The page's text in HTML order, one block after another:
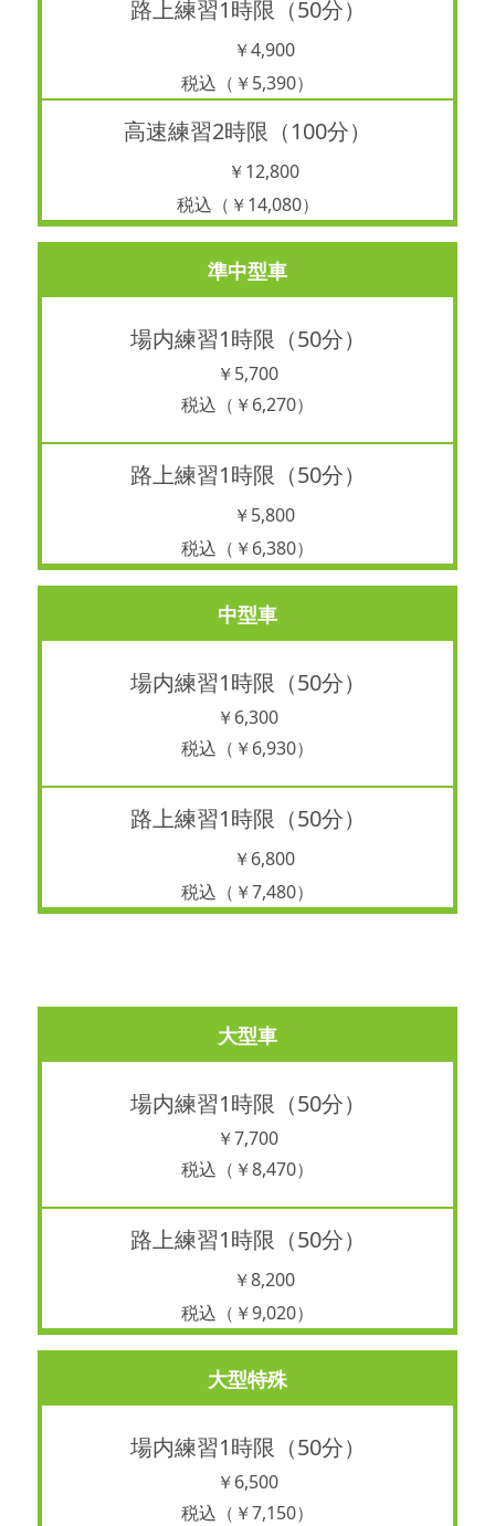
路上練習1時限（50分）
￥4,900
税込（￥5,390）
高速練習2時限（100分）
￥12,800
税込（￥14,080）
準中型車
場内練習1時限（50分）
￥5,700
税込（￥6,270）
路上練習1時限（50分）
￥5,800
税込（￥6,380）
中型車
場内練習1時限（50分）
￥6,300
税込（￥6,930）
路上練習1時限（50分）
￥6,800
税込（￥7,480）
大型車
場内練習1時限（50分）
￥7,700
税込（￥8,470）
路上練習1時限（50分）
￥8,200
税込（￥9,020）
大型特殊
場内練習1時限（50分）
￥6,500
税込（￥7,150）